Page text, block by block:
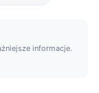
informacje.